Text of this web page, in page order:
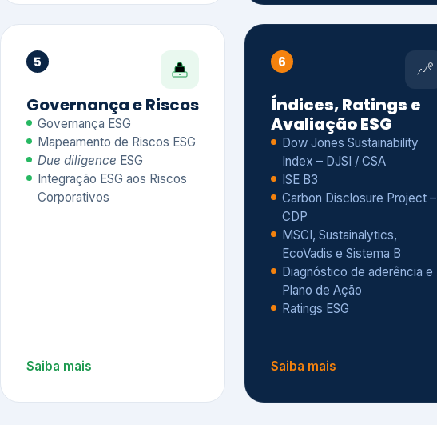
5
Governança e Riscos
Governança ESG
Mapeamento de Riscos ESG
Due diligence ESG
Integração ESG aos Riscos
Corporativos
Saiba mais
6
Índices, Ratings e
Avaliação ESG
Dow Jones Sustainability
Index – DJSI / CSA
ISE B3
Carbon Disclosure Project –
CDP
MSCI, Sustainalytics,
EcoVadis e Sistema B
Diagnóstico de aderência e
Plano de Ação
Ratings ESG
Saiba mais